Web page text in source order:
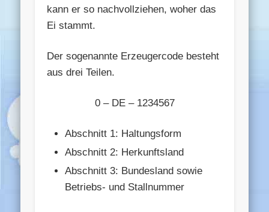
kann er so nachvollziehen, woher das
Ei stammt.
Der sogenannte Erzeugercode besteht
aus drei Teilen.
0 – DE – 1234567
Abschnitt 1: Haltungsform
Abschnitt 2: Herkunftsland
Abschnitt 3: Bundesland sowie
Betriebs- und Stallnummer